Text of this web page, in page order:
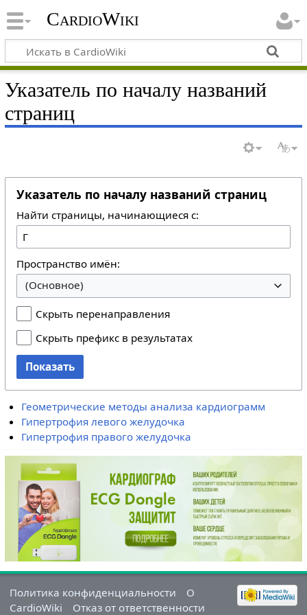
CardioWiki
Указатель по началу названий
страниц
Указатель по началу названий страниц
Найти страницы, начинающиеся с:
Пространство имён:
(Основное)
Скрыть перенаправления
Скрыть префикс в результатах
Показать
Геометрические методы анализа кардиограмм
Гипертрофия левого желудочка
Гипертрофия правого желудочка
Политика конфиденциальности
О
CardioWiki
Отказ от ответственности